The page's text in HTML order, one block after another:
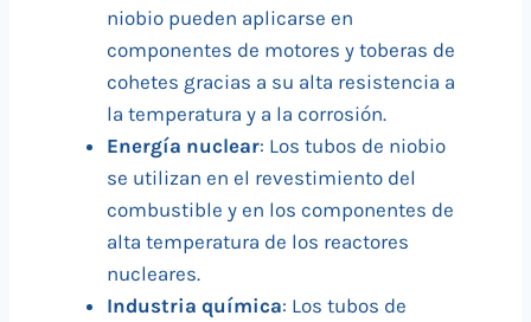
niobio pueden aplicarse en
componentes de motores y toberas de
cohetes gracias a su alta resistencia a
la temperatura y a la corrosión.
Energía nuclear: Los tubos de niobio
se utilizan en el revestimiento del
combustible y en los componentes de
alta temperatura de los reactores
nucleares.
Industria química: Los tubos de